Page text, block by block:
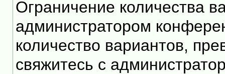
Ограничение количества
администратором
количество вариантов,
свяжитесь с